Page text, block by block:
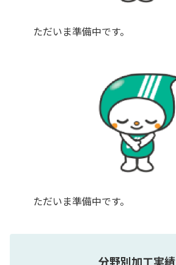
ただいま準備中です。
ただいま準備中です。
分野別加工実績